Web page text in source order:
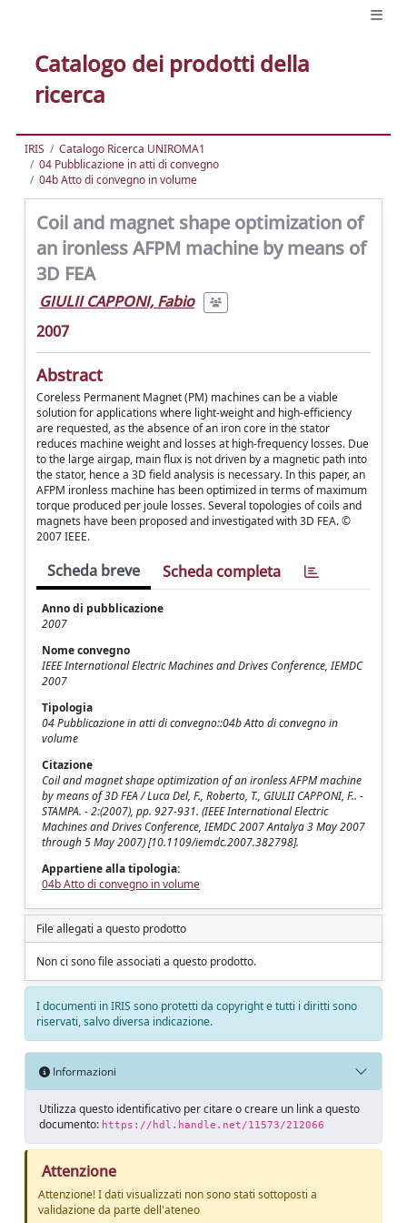
Catalogo dei prodotti della
ricerca
IRIS
Catalogo Ricerca UNIROMA1
04 Pubblicazione in atti di convegno
04b Atto di convegno in volume
Coil and magnet shape optimization of
an ironless AFPM machine by means of
3D FEA
GIULII CAPPONI, Fabio
2007
Abstract
Coreless Permanent Magnet (PM) machines can be a viable
solution for applications where light-weight and high-efficiency
are requested, as the absence of an iron core in the stator
reduces machine weight and losses at high-frequency losses. Due
to the large airgap, main flux is not driven by a magnetic path into
the stator, hence a 3D field analysis is necessary. In this paper, an
AFPM ironless machine has been optimized in terms of maximum
torque produced per joule losses. Several topologies of coils and
magnets have been proposed and investigated with 3D FEA. ©
2007 IEEE.
Scheda breve Scheda completa
Anno di pubblicazione
2007
Nome convegno
IEEE International Electric Machines and Drives Conference, IEMDC
2007
Tipologia
04 Pubblicazione in atti di convegno::04b Atto di convegno in
volume
Citazione
Coil and magnet shape optimization of an ironless AFPM machine
by means of 3D FEA / Luca Del, F., Roberto, T., GIULII CAPPONI, F.. -
STAMPA. - 2:(2007), pp. 927-931. (IEEE International Electric
Machines and Drives Conference, IEMDC 2007 Antalya 3 May 2007
through 5 May 2007) [10.1109/iemdc.2007.382798].
Appartiene alla tipologia:
04b Atto di convegno in volume
File allegati a questo prodotto
Non ci sono file associati a questo prodotto.
I documenti in IRIS sono protetti da copyright e tutti i diritti sono
riservati, salvo diversa indicazione.
Informazioni
Utilizza questo identificativo per citare o creare un link a questo
documento: https://hdl.handle.net/11573/212066
Attenzione
Attenzione! I dati visualizzati non sono stati sottoposti a
validazione da parte dell'ateneo